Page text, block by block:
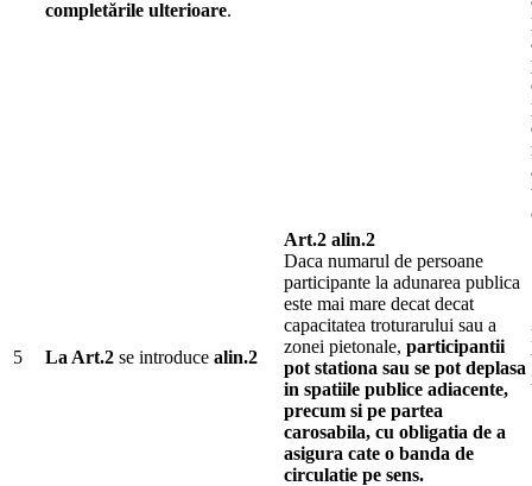
completările ulterioare.
5 La Art.2 se introduce alin.2
Art.2 alin.2
Daca numarul de persoane
participante la adunarea publica
este mai mare decat decat
capacitatea troturarului sau a
zonei pietonale, participantii
pot stationa sau se pot deplasa
in spatiile publice adiacente,
precum si pe partea
carosabila, cu obligatia de a
asigura cate o banda de
circulatie pe sens.